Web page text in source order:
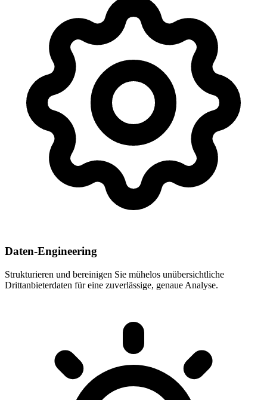
Daten-Engineering
Strukturieren und bereinigen Sie mühelos unübersichtliche
Drittanbieterdaten für eine zuverlässige, genaue Analyse.